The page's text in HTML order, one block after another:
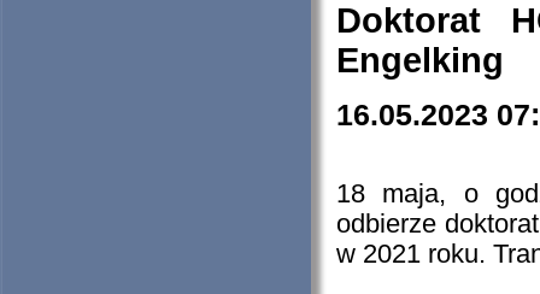
Doktorat
Engelking
16.05.2023
18 maja, o
odbierze
w 2021 roku.